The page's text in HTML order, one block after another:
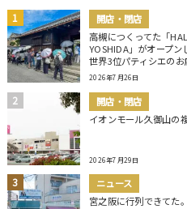
開店・閉店
高槻につくってた「
YOSHIDA」がオープ
世界3位パティシエのお
2026年7月26日
開店・閉店
イオンモール久御山の
2026年7月29日
ニュース
宮之阪に行列できてた